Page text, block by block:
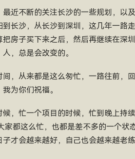
近不断的关注长沙的一些规划，以
长沙，从长沙到深圳，这几年一路走
房子买下来之后，然后再继续在深
，总是会改变的。
，从来都是这么匆忙，一路往前，
为你们祝福。
，忙一个项目的时候，忙到晚上持
都这么忙，也都是差不多的一个状态
才会越来越好，自己也会越来越老练